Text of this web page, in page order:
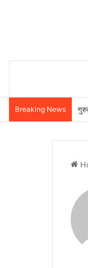
Breaking News